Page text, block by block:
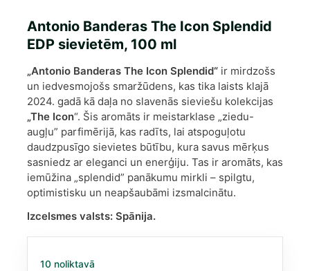
Antonio Banderas The Icon Splendid
EDP sievietēm, 100 ml
„Antonio Banderas The Icon Splendid“ ir mirdzošs
un iedvesmojošs smaržūdens, kas tika laists klajā
2024. gadā kā daļa no slavenās sieviešu kolekcijas
„The Icon“. Šis aromāts ir meistarklase „ziedu-
augļu” parfimērijā, kas radīts, lai atspoguļotu
daudzpusīgo sievietes būtību, kura savus mērķus
sasniedz ar eleganci un enerģiju. Tas ir aromāts, kas
iemūžina „splendid” panākumu mirkli – spilgtu,
optimistisku un neapšaubāmi izsmalcinātu.
Izcelsmes valsts: Spānija.
10 noliktavā